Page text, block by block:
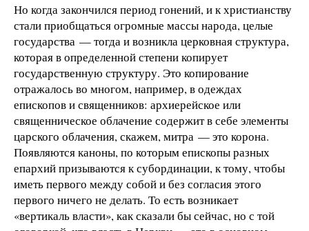
Но когда закончился период гонений, и к христианству
стали приобщаться огромные массы народа, целые
государства — тогда и возникла церковная структура,
которая в определенной степени копирует
государственную структуру. Это копирование
отражалось во многом, например, в одеждах
епископов и священников: архиерейское или
священническое облачение содержит в себе элементы
царского облачения, скажем, митра — это корона.
Появляются каноны, по которым епископы разных
епархий призываются к субординации, к тому, чтобы
иметь первого между собой и без согласия этого
первого ничего не делать. То есть возникает
«вертикаль власти», как сказали бы сейчас, но с той